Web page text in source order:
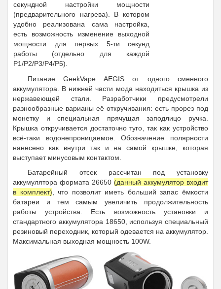
секундной настройки мощности
(предварительного нагрева). В котором
удобно реализована сама настройка,
есть возможность изменение выходной
мощности для первых 5-ти секунд
работы (отдельно для каждой
P1/P2/P3/P4/P5).
Питание GeekVape AEGIS от одного сменного
аккумулятора. В нижней части мода находиться крышка из
нержавеющей стали. Разработчики предусмотрели
разнообразные варианы её откручивания: есть прорез под
монетку и специальная прячущая заподлицо ручка.
Крышка откручивается достаточно туго, так как устройство
всё-таки водонепроницаемое. Обозначение полярности
нанесено как внутри так и на самой крышке, которая
выступает минусовым контактом.
Батарейный отсек рассчитан под установку
аккумулятора формата 26650 (данный аккумулятор входит
в комплект) , что позволит иметь больший запас ёмкости
батареи и тем самым увеличить продолжительность
работы устройства. Есть возможность установки и
стандартного аккумулятора 18650, используя специальный
резиновый переходник, который одевается на аккумулятор.
Максимальная выходная мощность 100W.